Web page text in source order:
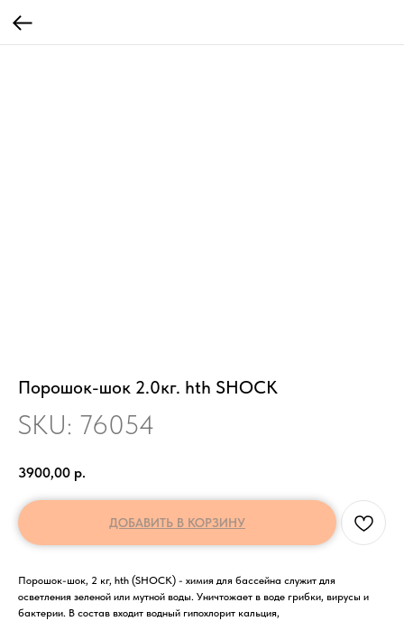
Порошок-шок 2.0кг. hth SHOCK
SKU: 76054
3900,00 р.
ДОБАВИТЬ В КОРЗИНУ
Порошок-шок, 2 кг, hth (SHOCK) - химия для бассейна служит для
осветления зеленой или мутной воды. Уничтожает в воде грибки, вирусы и
бактерии. В состав входит водный гипохлорит кальция,